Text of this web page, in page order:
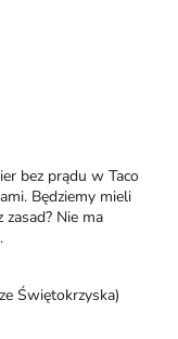
bez prądu w Taco
Będziemy mieli
Nie ma
Świętokrzyska)